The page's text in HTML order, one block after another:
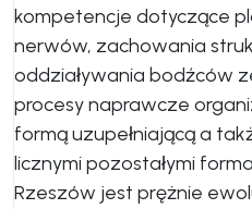
kompetencje dotyczące
nerwów, zachowania
oddziaływania bodźców
procesy naprawcze
formą uzupełniającą a
licznymi pozostałymi
Rzeszów jest prężnie